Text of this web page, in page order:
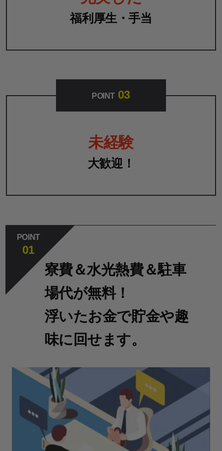
福利厚生・手当
POINT 03
未経験
大歓迎！
POINT
01
寮費＆水光熱費＆駐車
場代が無料！
浮いたお金で貯金や趣
味に回せます。